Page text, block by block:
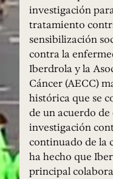
investigación
tratamiento
sensibilización
contra la
Iberdrola y la
Cáncer (AECC)
histórica que se
de un acuerdo
investigación
continuado de la
ha hecho que
principal